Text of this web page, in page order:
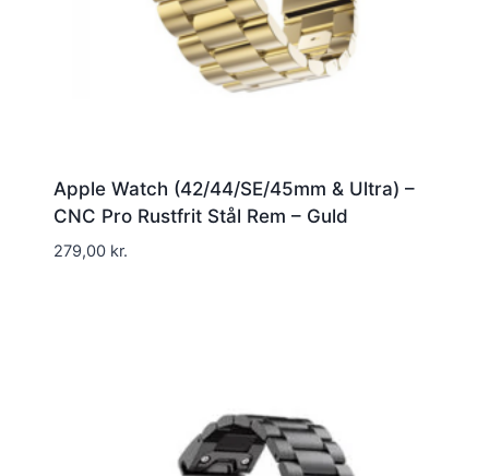
Apple Watch (42/44/SE/45mm & Ultra) –
CNC Pro Rustfrit Stål Rem – Guld
279,00 kr.